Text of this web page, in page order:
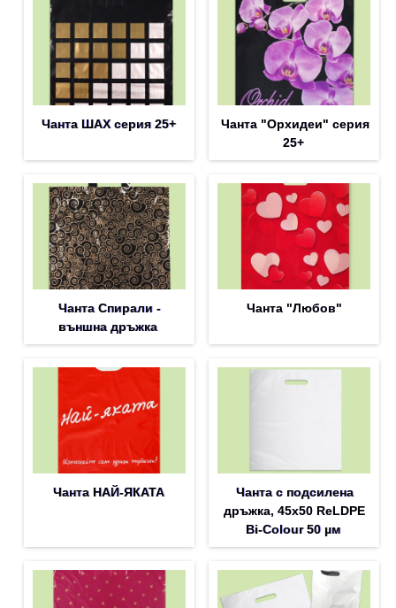
Чанта ШАХ серия 25+
Чанта "Орхидеи" серия
25+
Чанта Спирали -
външна дръжка
Чанта "Любов"
Чанта НАЙ-ЯКАТА
Чанта с подсилена
дръжка, 45х50 ReLDPE
Bi-Colour 50 µм